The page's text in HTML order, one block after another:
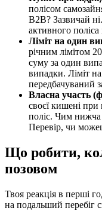
полісом
B2B? Зазвичай
активного
Ліміт на один
річним лімітом
суму за один
випадки. Ліміт
передбачуваний
Власна участь
своєї кишені
поліс. Чим
Перевір, чи
Що робити,
позовом
Твоя реакція в перші
на подальший перебіг